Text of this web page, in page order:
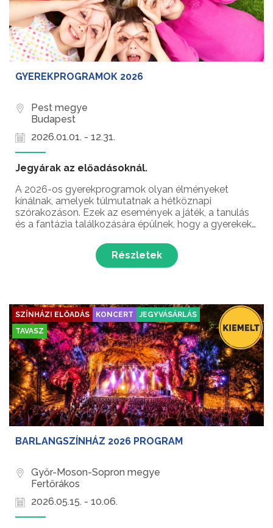
GYEREKPROGRAMOK 2026
Pest megye
Budapest
2026.01.01. - 12.31.
Jegyárak az előadásoknál.
A 2026-os gyerekprogramok olyan élményeket
kínálnak, amelyek túlmutatnak a hétköznapi
szórakozáson. Ezek az események a játék, a tanulás
és a fantázia találkozására épülnek, hogy a gyerekek
Részletek
SZÍNHÁZI ELŐADÁS KONCERT
JEGYVÁSÁRLÁS
TAVASZ
BARLANGSZÍNHÁZ 2026 PROGRAM
Győr-Moson-Sopron megye
Fertőrákos
2026.05.15. - 10.06.